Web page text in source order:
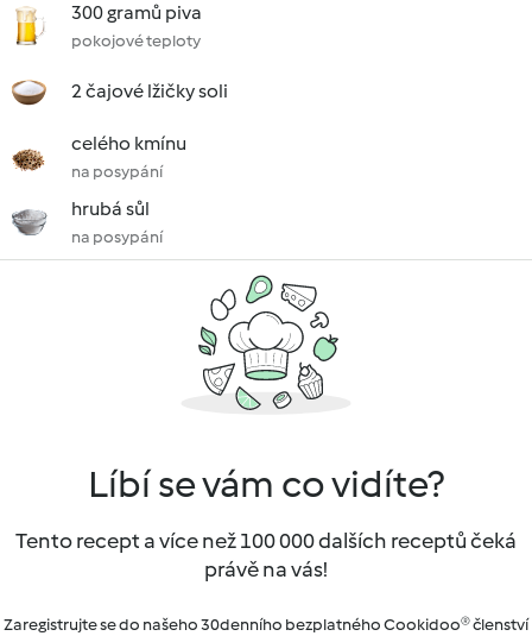
300 gramů piva
pokojové teploty
2 čajové lžičky soli
celého kmínu
na posypání
hrubá sůl
na posypání
Líbí se vám co vidíte?
Tento recept a více než 100 000 dalších receptů čeká
právě na vás!
Zaregistrujte se do našeho 30denního bezplatného Cookidoo® členství